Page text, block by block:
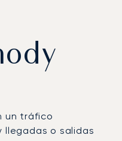
un tráfico
llegadas o salidas